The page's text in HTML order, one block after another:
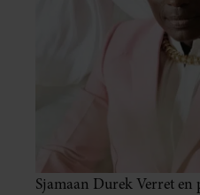
Sjamaan Durek Verret